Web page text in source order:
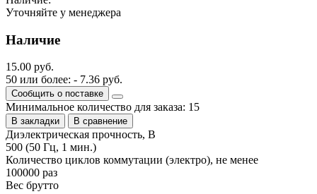
Уточняйте у менеджера
Наличие
15.00 руб.
50 или более: - 7.36 руб.
Сообщить о поставке
Минимальное количество для заказа: 15
В закладки В сравнение
Диэлектрическая прочность, В
500 (50 Гц, 1 мин.)
Количество циклов коммутации (электро), не менее
100000 раз
Вес брутто